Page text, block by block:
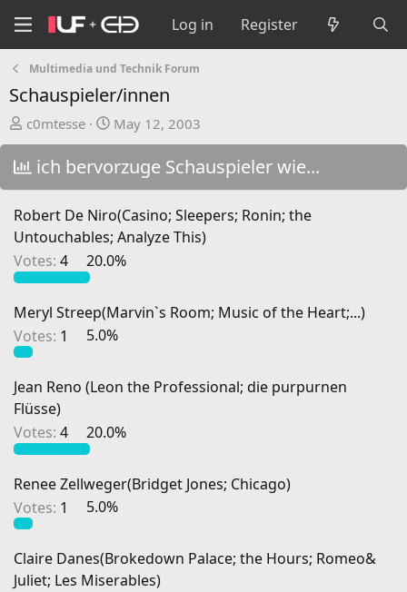
Log in Register
Multimedia und Technik Forum
Schauspieler/innen
T
h
r
d
s
t
a
t
e
r
c0mtesse
S
t
a
d
a
t
May 12, 2003
ich bervorzuge Schauspieler wie...
Robert De Niro(Casino; Sleepers; Ronin; the
Untouchables; Analyze This)
Votes: 4 20.0%
Meryl Streep(Marvin`s Room; Music of the Heart;...)
Votes: 1 5.0%
Jean Reno (Leon the Professional; die purpurnen
Flüsse)
Votes: 4 20.0%
Renee Zellweger(Bridget Jones; Chicago)
Votes: 1 5.0%
Claire Danes(Brokedown Palace; the Hours; Romeo&
Juliet; Les Miserables)